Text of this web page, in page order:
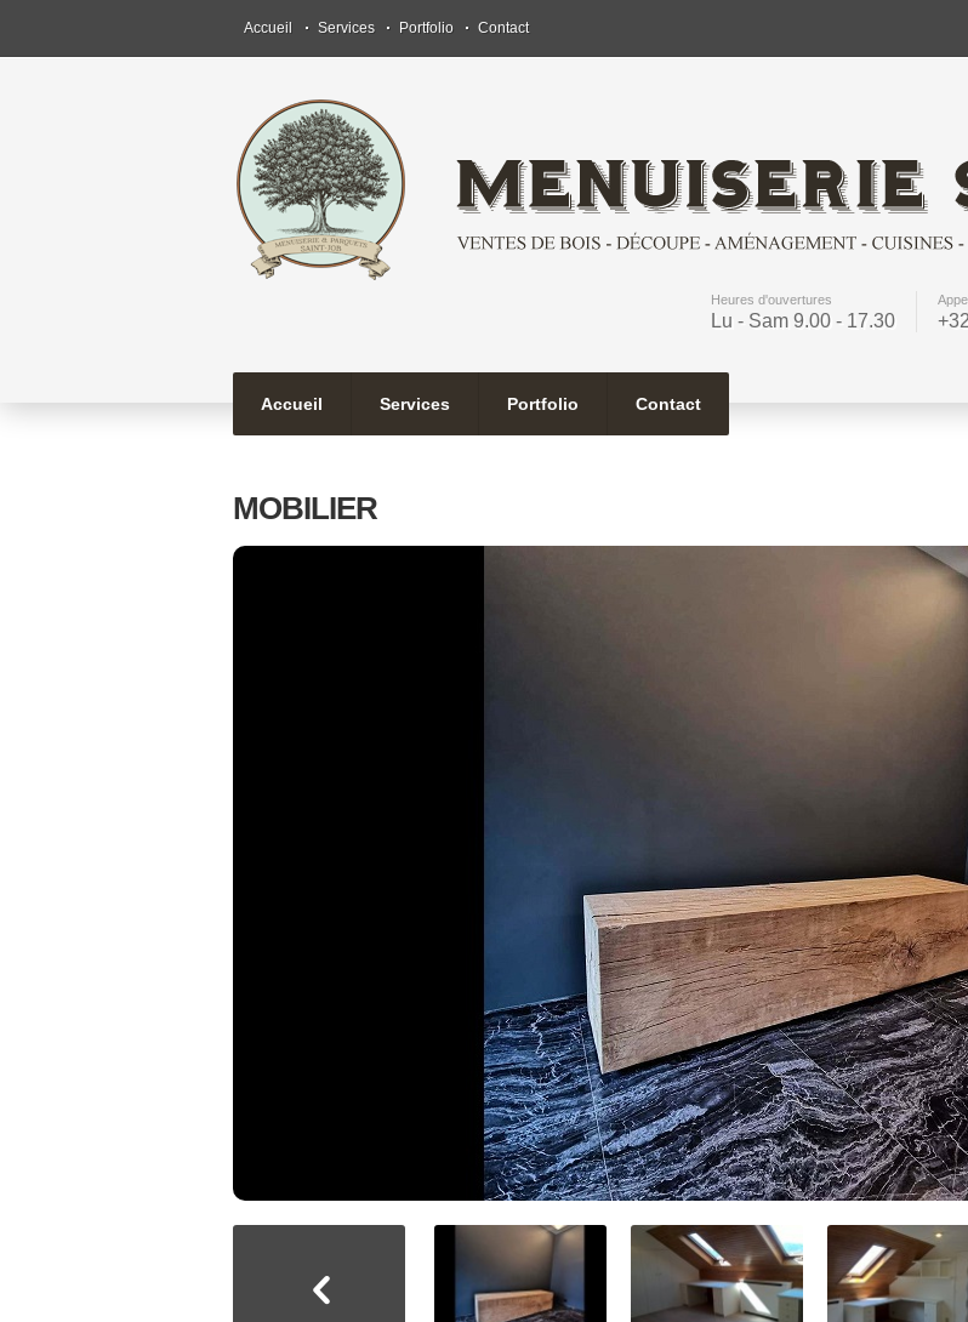
Accueil Services Portfolio Contact
Heures d'ouvertures
Lu - Sam 9.00 - 17.30
Accueil Services Portfolio Contact
MOBILIER